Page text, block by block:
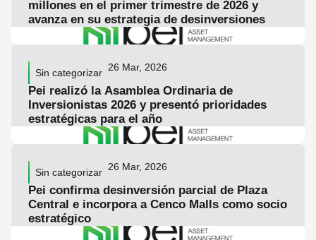
millones en el primer trimestre de 2026 y
avanza en su estrategia de desinversiones
LEER ARTICULO
Sin categorizar 26 Mar, 2026
Pei realizó la Asamblea Ordinaria de
Inversionistas 2026 y presentó prioridades
estratégicas para el año
LEER ARTICULO
Sin categorizar 26 Mar, 2026
Pei confirma desinversión parcial de Plaza
Central e incorpora a Cenco Malls como socio
estratégico
LEER ARTICULO